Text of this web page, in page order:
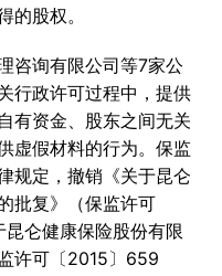
的股权。
咨询有限公司等7家公
行政许可过程中，提供
有资金、股东之间无关
虚假材料的行为。保监
规定，撤销《关于昆仑
批复》（保监许可
昆仑健康保险股份有限
许可〔2015〕659